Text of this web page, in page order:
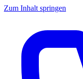
Zum Inhalt springen